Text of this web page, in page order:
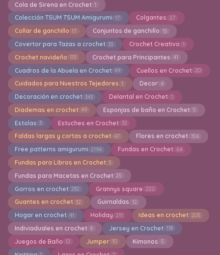
Cola de Sirena en Crochet 1
Colección TSUM TSUM Amigurumi 17 Colgantes 27
Collar de ganchillo 17 Conjuntos de ganchillo 15
Covertor para Tazas a crochet 33 Crochet Creativo 1
Crochet navideño 113 Crochet para Principantes 41
Cuadros de la Abuela en Crochet 49 Cuellos en Crochet 20
Cuidados para Nuestros Tejedores 1 Decor 4
Decoración en crochet 343 Delantal en Crochet 1
Diademas en crochet 49 Esponjas de baño en Crochet 5
Estolas 3 Estuches en Crochet 32
Faldas largas y cortas a crochet 47 Flores en crochet 156
Free patterns amigurumi 2194 Fundas en Crochet 64
Fundas para Libros en Crochet 3
Fundas para Macetas en Crochet 25
Gorros en crochet 282 Grannys square 222
Guantes en crochet 32 Guirnaldas 12
Hogar en crochet 41 Holiday 211 Ideas en crochet 203
Indiviaduales en crochet 6 Jersey en Crochet 118
Juegos de Baño 12 Jumper 10 Kimonos 5